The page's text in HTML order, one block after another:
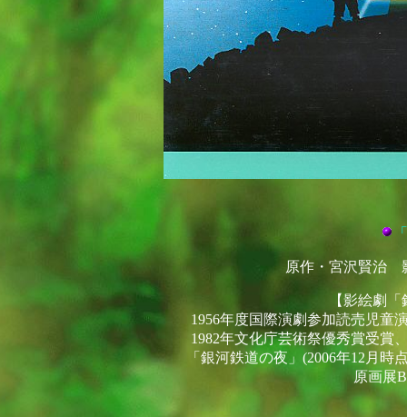
原作・宮沢賢治
【影絵劇
1956年度国際演劇参加読売児童
1982年文化庁芸術祭優秀賞受賞
「銀河鉄道の夜」(2006年12月
原画展